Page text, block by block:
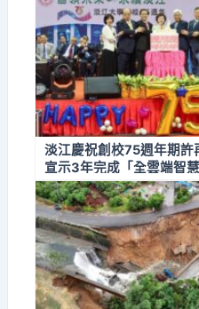
淡江慶祝創校75週年期
宣示3年完成「全雲端智